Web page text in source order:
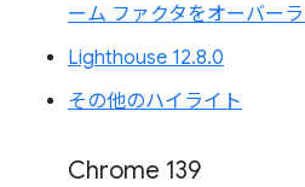
ーム ファクタをオーバー
Lighthouse 12.8.0
その他のハイライト
Chrome 139